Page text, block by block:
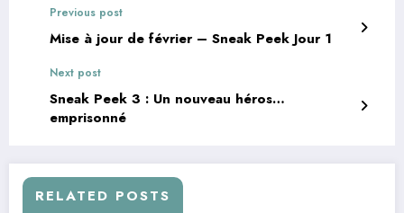
Previous post
Mise à jour de février – Sneak Peek Jour 1
Next post
Sneak Peek 3 : Un nouveau héros…
emprisonné
RELATED POSTS